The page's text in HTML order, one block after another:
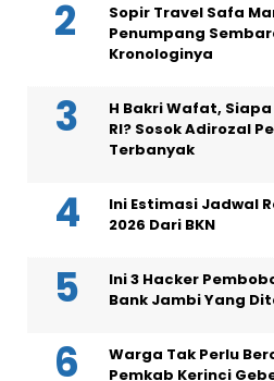
Sopir Travel Safa
Penumpang
Kronologinya
H Bakri Wafat,
RI? Sosok Adirozal
Terbanyak
Ini Estimasi Jadwal
2026 Dari BKN
Ini 3 Hacker
Bank Jambi Yang
Warga Tak Perlu
Pemkab Kerinci